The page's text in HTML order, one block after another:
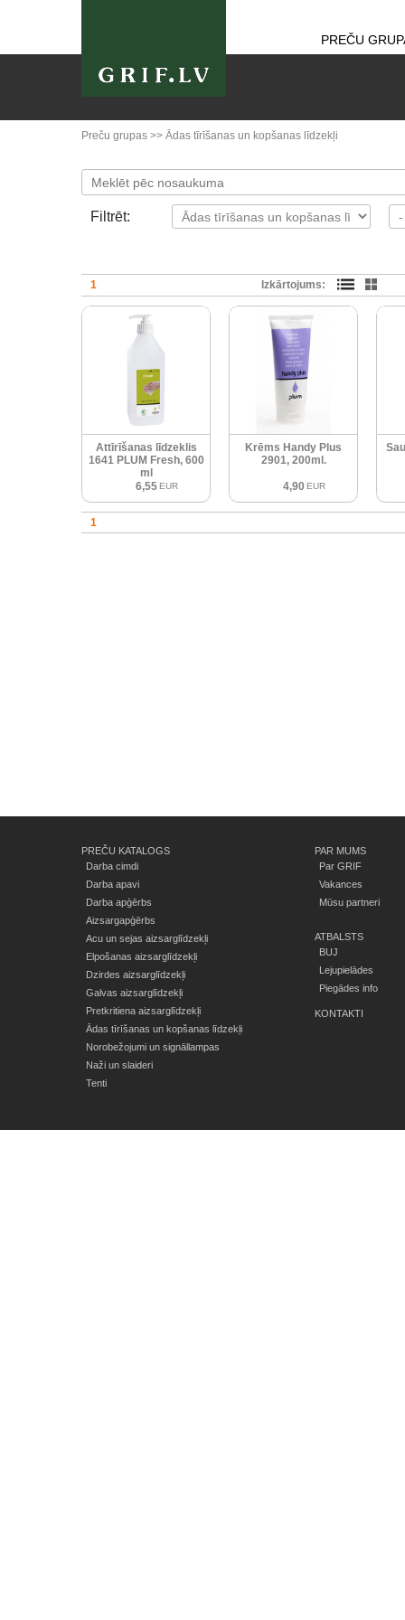
PREČU
Preču grupas >> Ādas tīrīšanas un kopšanas līdzekļi
Filtrēt:
1 Izkārtojums:
Attīrīšanas līdzeklis
1641 PLUM Fresh, 600
ml
6,55 EUR
Krēms Handy Plus
2901, 200ml.
4,90 EUR
1
PREČU KATALOGS
Darba cimdi
Darba apavi
Darba apģērbs
Aizsargapģērbs
Acu un sejas aizsarglīdzekļi
Elpošanas aizsarglīdzekļi
Dzirdes aizsarglīdzekļi
Galvas aizsarglīdzekļi
Pretkritiena aizsarglīdzekļi
Ādas tīrīšanas un kopšanas līdzekļi
Norobežojumi un signāllampas
Naži un slaideri
Tenti
PAR MUMS
Par GRIF
Vakances
Mūsu partneri
ATBALSTS
BUJ
Lejupielādes
Piegādes info
KONTAKTI